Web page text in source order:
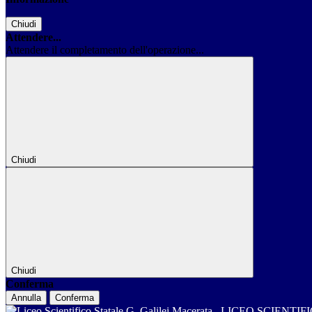
Chiudi
Attendere...
Attendere il completamento dell'operazione...
Chiudi
Chiudi
Conferma
Annulla Conferma